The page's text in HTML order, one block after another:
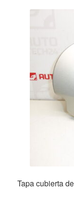
Tapa cubierta